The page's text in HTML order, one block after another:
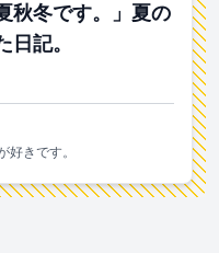
秋冬です。」夏の
日記。
好きです。